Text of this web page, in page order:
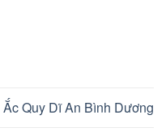
Ắc Quy Dĩ An Bình Dương